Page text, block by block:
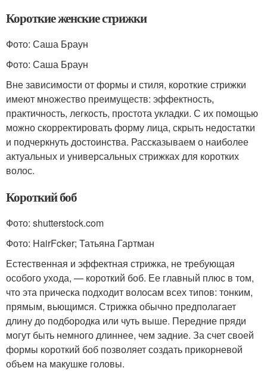
Короткие женские стрижки
Фото: Саша Браун
Фото: Саша Браун
Вне зависимости от формы и стиля, короткие стрижки
имеют множество преимуществ: эффектность,
практичность, легкость, простота укладки. С их помощью
можно скорректировать форму лица, скрыть недостатки
и подчеркнуть достоинства. Рассказываем о наиболее
актуальных и универсальных стрижках для коротких
волос.
Короткий боб
Фото: shutterstock.com
Фото: HairFcker; Татьяна Гартман
Естественная и эффектная стрижка, не требующая
особого ухода, — короткий боб. Ее главный плюс в том,
что эта прическа подходит волосам всех типов: тонким,
прямым, вьющимся. Стрижка обычно предполагает
длину до подбородка или чуть выше. Передние пряди
могут быть немного длиннее, чем задние. За счет своей
формы короткий боб позволяет создать прикорневой
объем на макушке головы.